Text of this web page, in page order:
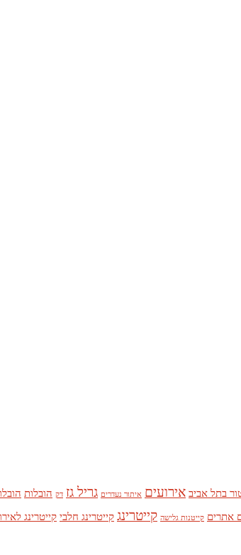
בתל אביב אירועים איתור נעדרים גריל גז דק הובלות
אתרים קייטנות גלישה קייטרינג קייטרינג חלבי קייטרינג